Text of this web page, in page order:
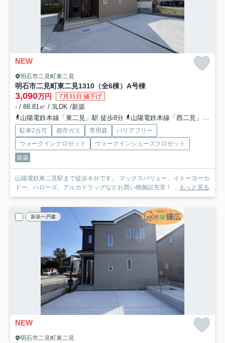
NEW
明石市二見町東二見
明石市二見町東二見1310（全6棟）A号棟
3,090万円 7月31日 値下げ
- / 88.81㎡ / 3LDK /新築
山陽電鉄本線「東二見」駅 徒歩8分
山陽電鉄本線「西二見」駅 徒歩11分
駐車2台可 都市ガス 専用庭
バリアフリー
ウォークインクロゼット
ウォークインシューズクロゼット
新築
山陽電鉄東二見駅まで徒歩８分です。 マックスバリュー、イトーヨーカ
ドー、ハローズ、アルカドラッグなどお買い物施設充実！ ... もっと見る
新築一戸建
NEW
明石市二見町東二見